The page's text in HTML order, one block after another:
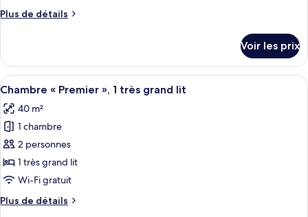
chambre :
très
grand
lit,
vue
parc
Plus de détails
Plus
le
type
de
Chambre,
grand
lit,
vue
parc
Voir les prix
Afficher
toutes
les
photos
pour
ce
type
chambre :
Une chambre d’hôtel moderne
4
Chambre « Premier », 1 très grand lit
40 m²
1 chambre
2 personnes
1 très grand lit
Wi-Fi gratuit
Plus de détails
Plus